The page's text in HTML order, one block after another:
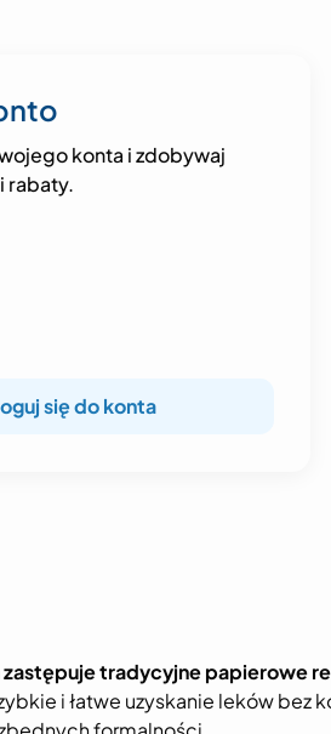
konta i zdobywaj
rabaty.
się do konta
tradycyjne papierowe
i łatwe uzyskanie leków